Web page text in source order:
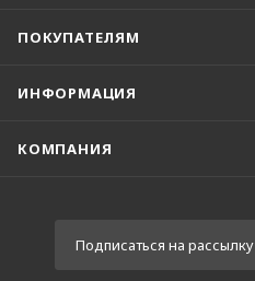
ПОКУПАТЕЛЯМ
ИНФОРМАЦИЯ
КОМПАНИЯ
Подписаться на рассылку